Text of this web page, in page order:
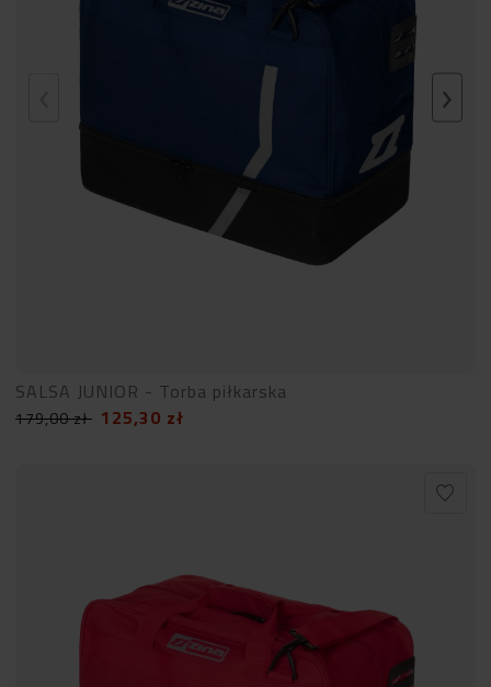
SALSA JUNIOR - Torba piłkarska
179,00zł 125,30 zł